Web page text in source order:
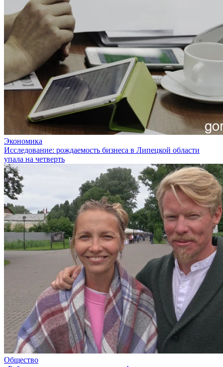
Экономика
Исследование: рождаемость бизнеса в Липецкой области
упала на четверть
Общество